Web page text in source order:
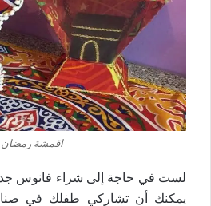
اقمشة رمضان
لست في حاجة إلى شراء فانوس
يمكنك أن تشاركي طفلك في